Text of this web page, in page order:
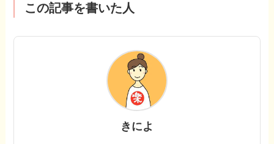
この記事を書いた人
きによ